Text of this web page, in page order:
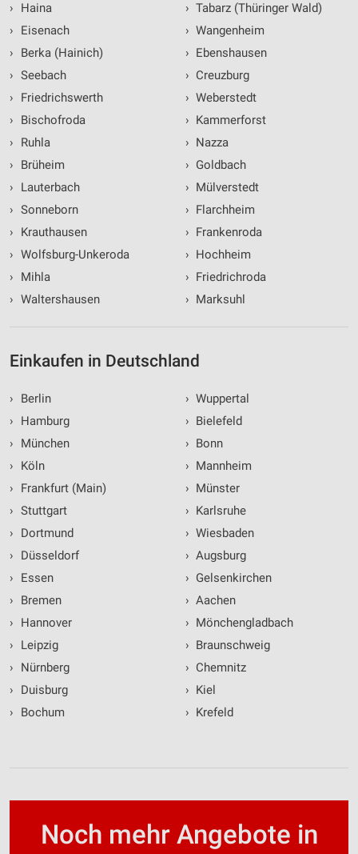
›
Haina
›
Eisenach
›
Berka (Hainich)
› Seebach
›
Friedrichswerth
›
Bischofroda
›
Ruhla
›
Brüheim
›
Lauterbach
› Sonneborn
›
Krauthausen
› Wolfsburg-Unkeroda
›
Mihla
› Waltershausen
› Tabarz (Thüringer Wald)
› Wangenheim
› Ebenshausen
› Creuzburg
› Weberstedt
› Kammerforst
› Nazza
› Goldbach
› Mülverstedt
› Flarchheim
› Frankenroda
› Hochheim
› Friedrichroda
› Marksuhl
Einkaufen in Deutschland
›
Berlin
›
Hamburg
›
München
›
Köln
›
Frankfurt (Main)
› Stuttgart
›
Dortmund
›
Düsseldorf
›
Essen
›
Bremen
›
Hannover
›
Leipzig
›
Nürnberg
›
Duisburg
›
Bochum
› Wuppertal
› Bielefeld
› Bonn
› Mannheim
› Münster
› Karlsruhe
› Wiesbaden
› Augsburg
› Gelsenkirchen
› Aachen
› Mönchengladbach
› Braunschweig
› Chemnitz
› Kiel
› Krefeld
Noch mehr Angebote in